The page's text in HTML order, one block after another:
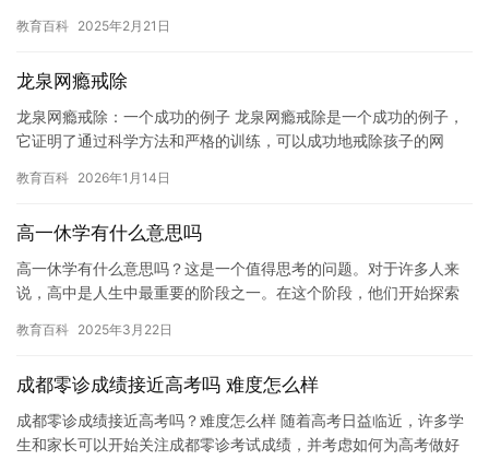
学…
教育百科 2025年2月21日
龙泉网瘾戒除
龙泉网瘾戒除：一个成功的例子 龙泉网瘾戒除是一个成功的例子，
它证明了通过科学方法和严格的训练，可以成功地戒除孩子的网
创建的…
教育百科 2026年1月14日
高一休学有什么意思吗
高一休学有什么意思吗？这是一个值得思考的问题。对于许多人来
说，高中是人生中最重要的阶段之一。在这个阶段，他们开始探索
然而，…
教育百科 2025年3月22日
成都零诊成绩接近高考吗 难度怎么样
成都零诊成绩接近高考吗？难度怎么样 随着高考日益临近，许多学
生和家长可以开始关注成都零诊考试成绩，并考虑如何为高考做好